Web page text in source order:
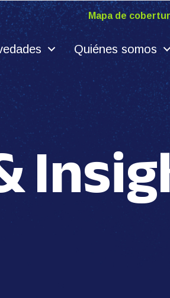
Mapa de
Quiénes somos